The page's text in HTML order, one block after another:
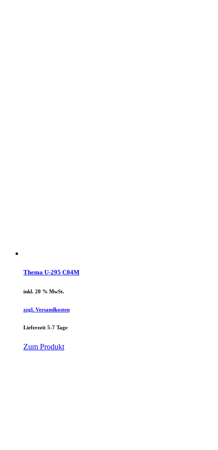
Thema U-295 C04M
inkl. 20 % MwSt.
zzgl. Versandkosten
Lieferzeit 5-7 Tage
Zum Produkt